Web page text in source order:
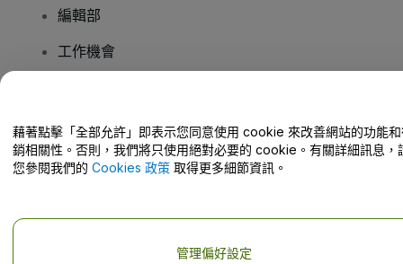
編輯部
工作機會
幫助中心 / 聯絡我們
藉著點擊「全部允許」即表示您同意使用 cookie 來改善網站的功能
銷相關性。否則，我們將只使用絕對必要的 cookie。有關詳細訊息，
您參閱我們的 Cookies 政策 取得更多細節資訊。
管理偏好設定